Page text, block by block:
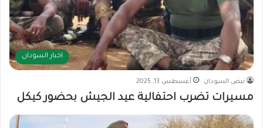
اخبار السودان
نبض السودان أغسطس 13, 2025
مسيرات تضرب احتفالية عيد الجيش بحضور كيكل